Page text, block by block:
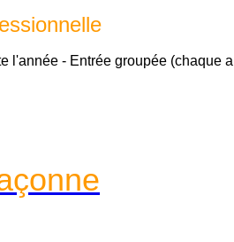
l'année - Entrée groupée (chaque